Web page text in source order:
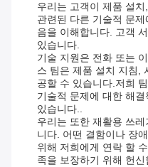
우리는 고객이 제품 설
관련된 다른 기술적 문
음을 이해합니다. 고객
있습니다.
기술 지원은 전화 또는
스 팀은 제품 설치 지침,
공할 수 있습니다.저희
기술적 문제에 대한 해
있습니다..
우리는 또한 재활용 쓰
니다. 어떤 결함이나 장
위해 저희에게 연락 할
족을 보장하기 위해 헌신